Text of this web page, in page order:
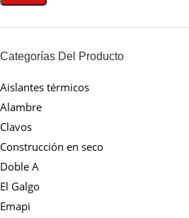
Categorías Del Producto
Aislantes térmicos
Alambre
Clavos
Construcción en seco
Doble A
El Galgo
Emapi